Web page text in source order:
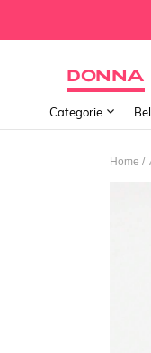
DONNA
Categorie
Home /